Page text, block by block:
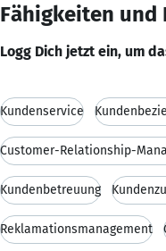
Fähigkeiten und
Logg Dich jetzt ein, um
Kundenservice
Customer-Relationship-
Kundenbetreuung
Reklamationsmanagement